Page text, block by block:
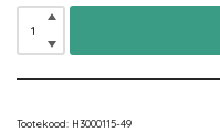
Tootekood: H3000115-49